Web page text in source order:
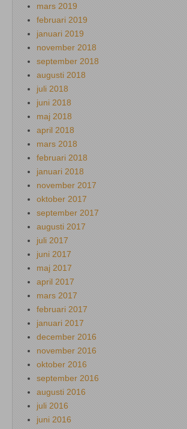
mars 2019
februari 2019
januari 2019
november 2018
september 2018
augusti 2018
juli 2018
juni 2018
maj 2018
april 2018
mars 2018
februari 2018
januari 2018
november 2017
oktober 2017
september 2017
augusti 2017
juli 2017
juni 2017
maj 2017
april 2017
mars 2017
februari 2017
januari 2017
december 2016
november 2016
oktober 2016
september 2016
augusti 2016
juli 2016
juni 2016